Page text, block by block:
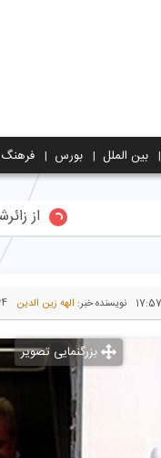
بین الملل بورس
از زائرشهر تا ۱۵ هزار موکب؛ تمهیدات شهرداری برای مراسم تشییع رهبر شهید
نویسنده خبر: الهه زین الدین
بزرگنمایی تصویر